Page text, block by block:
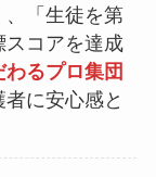
、「生徒を第
スコアを達成
るプロ集団
に安心感と